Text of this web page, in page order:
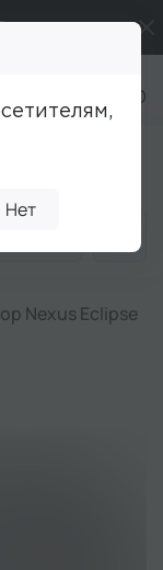
5 000₽
(495) 215-16-00
Nexus Eclipse
Нет